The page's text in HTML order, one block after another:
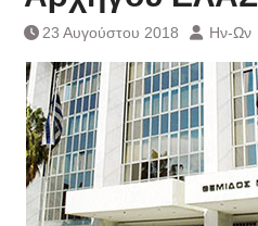
23 Αυγούστου 2018 Ην-Ων